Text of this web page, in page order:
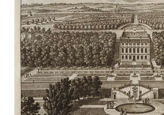
RÉSULTATS